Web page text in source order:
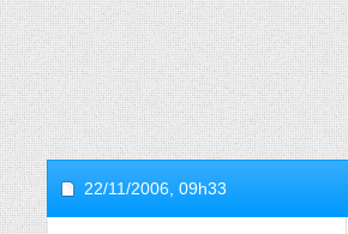
22/11/2006, 09h33